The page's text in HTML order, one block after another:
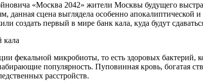
«Москва 2042» жители Москвы будущего
данная сцена выглядела особенно
создать первый в мире банк кала, куда будут
кала
фекальной микробиоты, то есть здоровых бактерий,
популярность. Пуповинная кровь, богатая
расстройств.